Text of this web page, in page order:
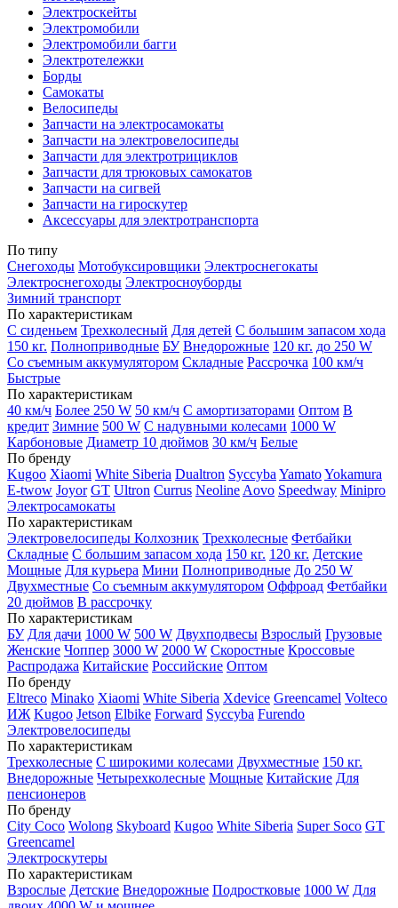
Электроскейты
Электромобили
Электромобили багги
Электротележки
Борды
Самокаты
Велосипеды
Запчасти на электросамокаты
Запчасти на электровелосипеды
Запчасти для электротрициклов
Запчасти для трюковых самокатов
Запчасти на сигвей
Запчасти на гироскутер
Аксессуары для электротранспорта
По типу
Снегоходы Мотобуксировщики Электроснегокаты
Электроснегоходы Электросноуборды
Зимний транспорт
По характеристикам
С сиденьем Трехколесный Для детей С большим запасом хода
150 кг. Полноприводные БУ Внедорожные 120 кг. до 250 W
Со съемным аккумулятором Складные Рассрочка 100 км/ч
Быстрые
По характеристикам
40 км/ч Более 250 W 50 км/ч С амортизаторами Оптом В
кредит Зимние 500 W С надувными колесами 1000 W
Карбоновые Диаметр 10 дюймов 30 км/ч Белые
По бренду
Kugoo Xiaomi White Siberia Dualtron Syccyba YamatoYokamura
E-twow Joyor GT Ultron Currus Neoline Aovo Speedway Minipro
Электросамокаты
По характеристикам
Электровелосипеды Колхозник Трехколесные Фетбайки
Складные С большим запасом хода 150 кг. 120 кг. Детские
Мощные Для курьера Мини Полноприводные До 250 W
Двухместные Со съемным аккумулятором Оффроад Фетбайки
20 дюймов В рассрочку
По характеристикам
БУ Для дачи 1000 W 500 W Двухподвесы Взрослый Грузовые
Женские Чоппер 3000 W 2000 W Скоростные Кроссовые
Распродажа Китайские Российские Оптом
По бренду
Eltreco Minako Xiaomi White Siberia Xdevice Greencamel Volteco
ИЖ Kugoo Jetson Elbike Forward Syccyba Furendo
Электровелосипеды
По характеристикам
Трехколесные С широкими колесами Двухместные 150 кг.
Внедорожные Четырехколесные Мощные Китайские Для
пенсионеров
По бренду
City Coco Wolong Skyboard Kugoo White Siberia Super Soco GT
Greencamel
Электроскутеры
По характеристикам
Взрослые Детские Внедорожные Подростковые 1000 W Для